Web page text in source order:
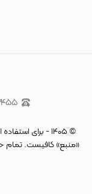
©۱۴۰۵- برای
«منبع» کافیست. تمام